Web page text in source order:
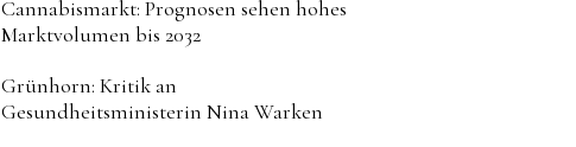
Cannabismarkt: Prognosen sehen hohes
Marktvolumen bis 2032
Grünhorn: Kritik an
Gesundheitsministerin Nina Warken